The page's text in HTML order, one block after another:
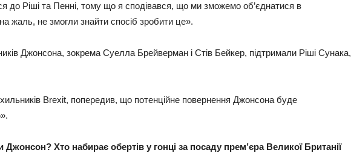
до Ріші та Пенні, тому що я сподівався, що ми зможемо об’єднатися в
жаль, не змогли знайти спосіб зробити це».
Джонсона, зокрема Суелла Брейверман і Стів Бейкер, підтримали Ріші Сунака,
Brexit, попередив, що потенційне повернення Джонсона буде
Хто набирає обертів у гонці за посаду прем’єра Великої Британії